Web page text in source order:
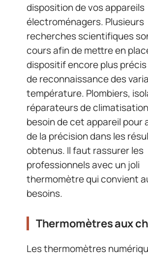
disposition de vos appareils
électroménagers. Plusieurs
recherches scientifiques
cours afin de mettre en
dispositif encore plus
de reconnaissance des
température. Plombiers,
réparateurs de
besoin de cet appareil pour
de la précision dans les
obtenus. Il faut rassurer les
professionnels avec un joli
thermomètre qui convient
besoins.
Thermomètres aux
Les thermomètres